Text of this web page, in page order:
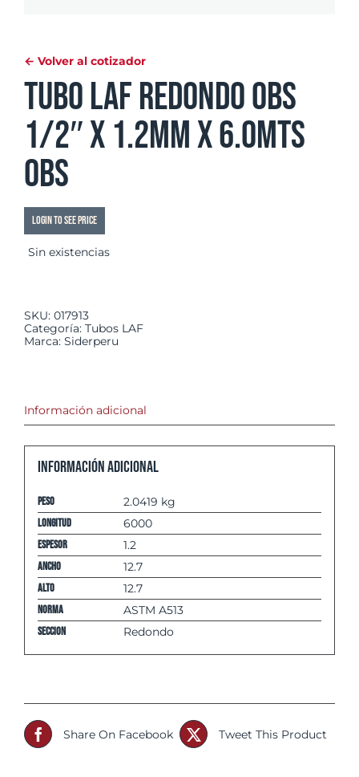
← Volver al cotizador
Tubo LAF Redondo OBS
1/2″ x 1.2mm x 6.0mts
OBS
Login to see price
Sin existencias
SKU: 017913
Categoría: Tubos LAF
Marca: Siderperu
Información adicional
Información adicional
Peso 2.0419 kg
Longitud 6000
espesor 1.2
Ancho 12.7
Alto 12.7
Norma ASTM A513
Seccion Redondo
Share On Facebook Tweet This Product